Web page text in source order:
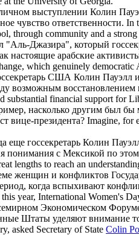
выступлении Колин
чувство ответственности. In
through community and a
"Аль-Джазира", который
настоящие арабские
which genuinely
США Колин Пауэлл
возможным восстановлением
substantial financial support for
насколько другим был
вице-президента? Imagine, for
еще госсекретарь Колин
понимания с Мексикой по
lengths to reach an
женщин и конфликтов
когда вспыхивают
year, International Women's
Экономическом
Штаты уделяют внимание
asked Secretary of State Colin